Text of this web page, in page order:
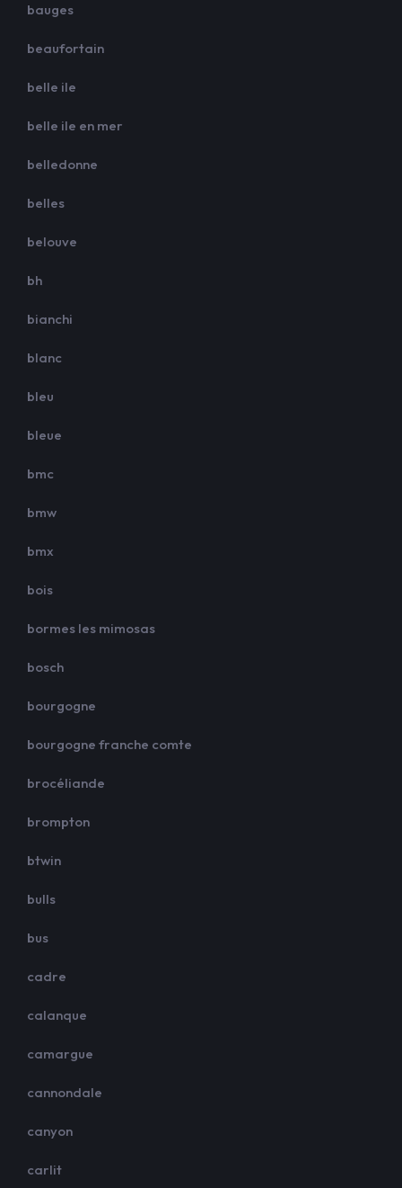
bauges
beaufortain
belle ile
belle ile en mer
belledonne
belles
belouve
bh
bianchi
blanc
bleu
bleue
bmc
bmw
bmx
bois
bormes les mimosas
bosch
bourgogne
bourgogne franche comte
brocéliande
brompton
btwin
bulls
bus
cadre
calanque
camargue
cannondale
canyon
carlit